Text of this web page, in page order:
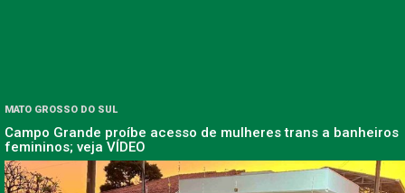
MATO GROSSO DO SUL
Campo Grande proíbe acesso de mulheres trans a banheiros
femininos; veja VÍDEO